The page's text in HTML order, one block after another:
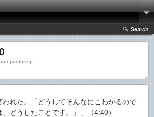
Search
› pastoreiji
われた。「どうしてそんなにこわがるので
どうしたことです。」」（4:40）